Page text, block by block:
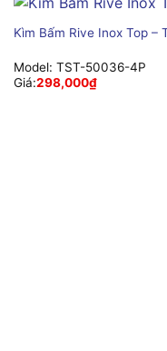
Kìm Bấm Rive Inox Top –
Model: TST-50036-4P
Giá:298,000₫